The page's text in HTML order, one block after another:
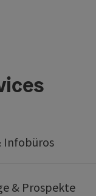
Infobüros
& Prospekte